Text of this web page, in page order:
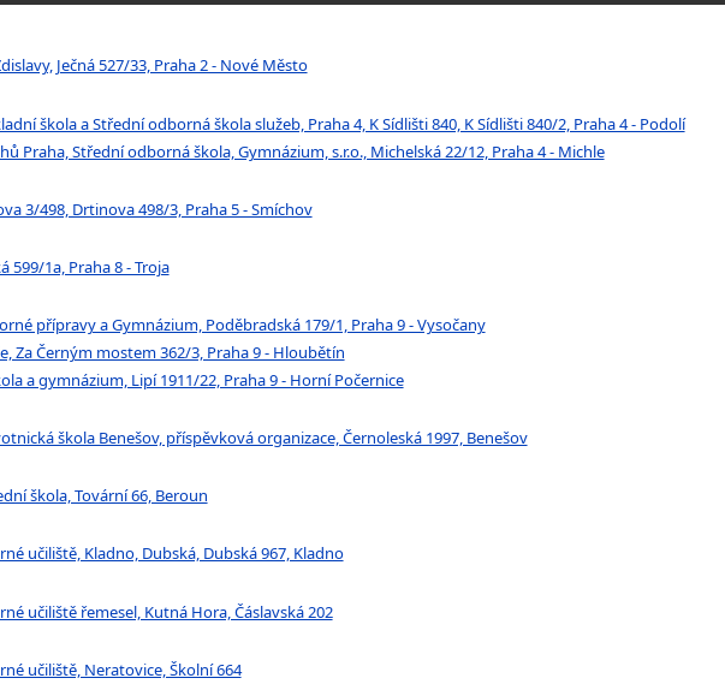
Ječná 527/33, Praha 2 - Nové Město
škola a Střední odborná škola služeb, Praha 4, K Sídlišti 840, K Sídlišti 840/2, Praha 4 - Podolí
Praha, Střední odborná škola, Gymnázium, s.r.o., Michelská 22/12, Praha 4 - Michle
3/498, Drtinova 498/3, Praha 5 - Smíchov
599/1a, Praha 8 - Troja
přípravy a Gymnázium, Poděbradská 179/1, Praha 9 - Vysočany
Za Černým mostem 362/3, Praha 9 - Hloubětín
a gymnázium, Lipí 1911/22, Praha 9 - Horní Počernice
škola Benešov, příspěvková organizace, Černoleská 1997, Benešov
škola, Tovární 66, Beroun
učiliště, Kladno, Dubská, Dubská 967, Kladno
učiliště řemesel, Kutná Hora, Čáslavská 202
učiliště, Neratovice, Školní 664